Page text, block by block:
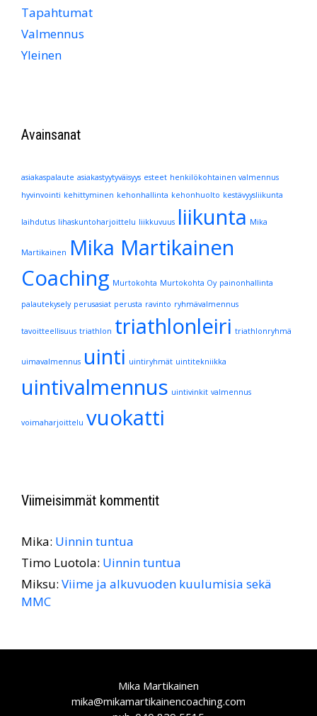
Tapahtumat
Valmennus
Yleinen
Avainsanat
asiakaspalaute asiakastyytyväisyys esteet henkilökohtainen valmennus
hyvinvointi kehittyminen kehonhallinta kehonhuolto kestävyysliikunta
laihdutus lihaskuntoharjoittelu liikkuvuus liikunta Mika
Martikainen Mika Martikainen
Coaching Murtokohta Murtokohta Oy painonhallinta
palautekysely perusasiat perusta ravinto ryhmävalmennus
tavoitteellisuus triathlon triathlonleiri triathlonryhmä
uimavalmennus uinti uintiryhmät uintitekniikka
uintivalmennus uintivinkit valmennus
voimaharjoittelu vuokatti
Viimeisimmät kommentit
Mika: Uinnin tuntua
Timo Luotola: Uinnin tuntua
Miksu: Viime ja alkuvuoden kuulumisia sekä
MMC
Mika Martikainen
mika@mikamartikainencoaching.com